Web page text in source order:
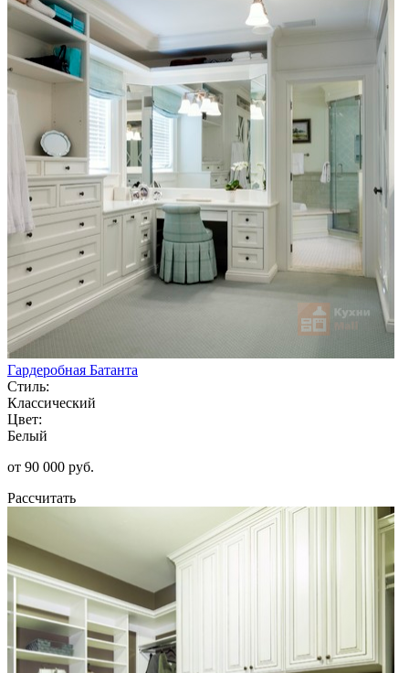
Гардеробная Батанта
Стиль:
Классический
Цвет:
Белый
от 90 000 руб.
Рассчитать